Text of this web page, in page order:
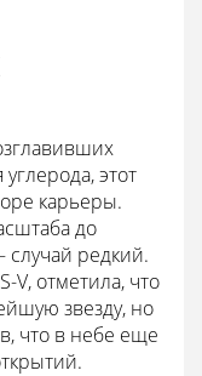
этот
карьеры.
до
редкий.
V, отметила, что
звезду, но
что в небе еще